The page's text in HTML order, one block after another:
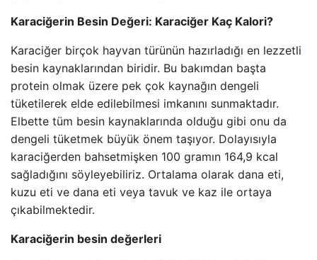
Karaciğerin Besin Değeri: Karaciğer Kaç Kalori?
Karaciğer birçok hayvan türünün hazırladığı en lezzetli
besin kaynaklarından biridir. Bu bakımdan başta
protein olmak üzere pek çok kaynağın dengeli
tüketilerek elde edilebilmesi imkanını sunmaktadır.
Elbette tüm besin kaynaklarında olduğu gibi onu da
dengeli tüketmek büyük önem taşıyor. Dolayısıyla
karaciğerden bahsetmişken 100 gramın 164,9 kcal
sağladığını söyleyebiliriz. Ortalama olarak dana eti,
kuzu eti ve dana eti veya tavuk ve kaz ile ortaya
çıkabilmektedir.
Karaciğerin besin değerleri